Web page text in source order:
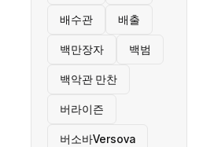
배수관 배출
백만장자 백범
백악관 만찬
버라이즌
버소바Versova